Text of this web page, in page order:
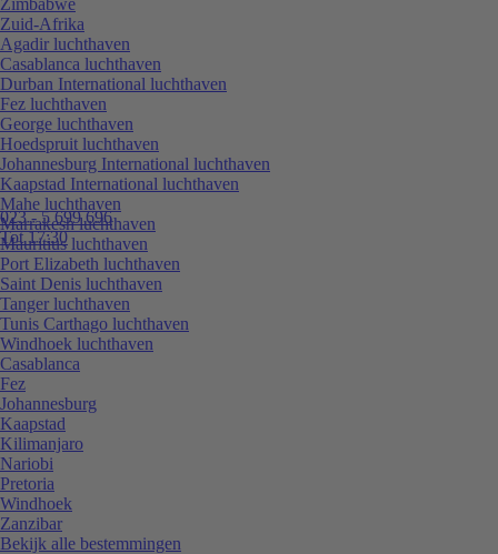
023 - 5 699 696
Tot 17:30
Zuid-Afrika
Agadir luchthaven
Casablanca luchthaven
Durban International luchthaven
Fez luchthaven
George luchthaven
Hoedspruit luchthaven
Johannesburg International luchthaven
Kaapstad International luchthaven
Mahe luchthaven
Marrakesh luchthaven
Mauritius luchthaven
Port Elizabeth luchthaven
Saint Denis luchthaven
Tanger luchthaven
Tunis Carthago luchthaven
Windhoek luchthaven
Casablanca
Fez
Johannesburg
Kaapstad
Kilimanjaro
Nariobi
Pretoria
Windhoek
Zanzibar
Bekijk alle bestemmingen